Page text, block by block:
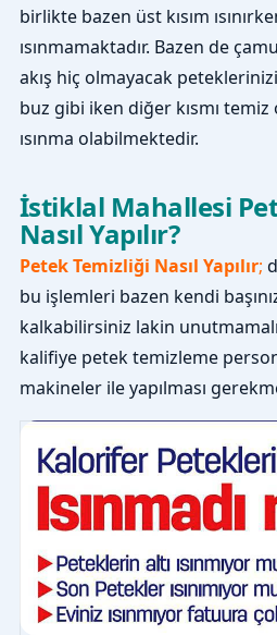
birlikte bazen üst kısım
ısınmamaktadır. Bazen de
akış hiç olmayacak
buz gibi iken diğer kısmı
ısınma olabilmektedir.
İstiklal Mahallesi
Nasıl Yapılır?
Petek Temizliği Nasıl Yapılır;
bu işlemleri bazen kendi
kalkabilirsiniz lakin
kalifiye petek temizleme
makineler ile yapılması